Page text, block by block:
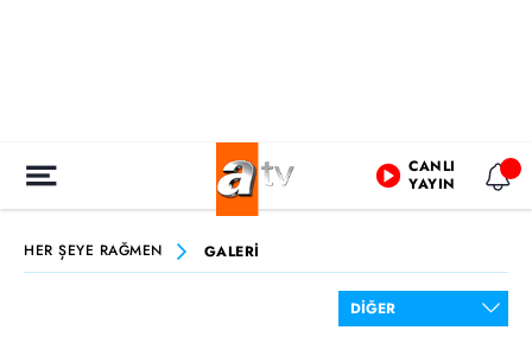
CANLI
YAYIN
HER ŞEYE RAĞMEN GALERİ